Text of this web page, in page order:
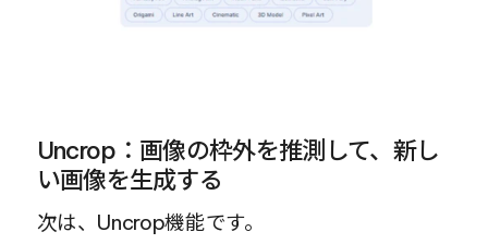
Uncrop：画像の枠外を推測して、新し
い画像を生成する
次は、Uncrop機能です。